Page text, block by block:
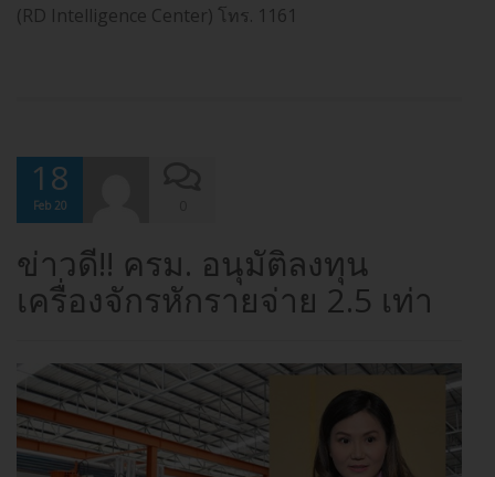
(RD Intelligence Center) โทร. 1161
18
Feb 20
ข่าวดี!! ครม. อนุมัติลงทุน
เครื่องจักรหักรายจ่าย 2.5 เท่า